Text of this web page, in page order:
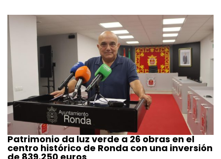
Patrimonio da luz verde a 26 obras en el
centro histórico de Ronda con una inversión